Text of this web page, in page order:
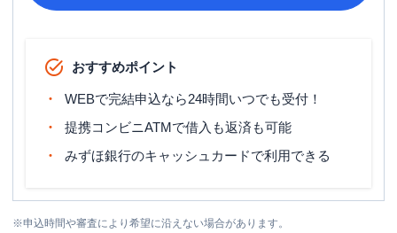
おすすめポイント
WEBで完結申込なら24時間いつでも受付！
提携コンビニATMで借入も返済も可能
みずほ銀行のキャッシュカードで利用できる
※申込時間や審査により希望に沿えない場合があります。